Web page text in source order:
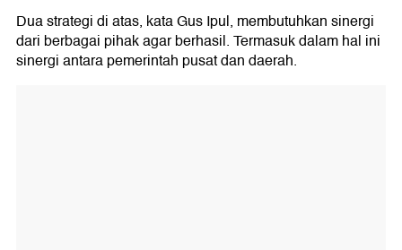
Dua strategi di atas, kata Gus Ipul, membutuhkan sinergi
dari berbagai pihak agar berhasil. Termasuk dalam hal ini
sinergi antara pemerintah pusat dan daerah.